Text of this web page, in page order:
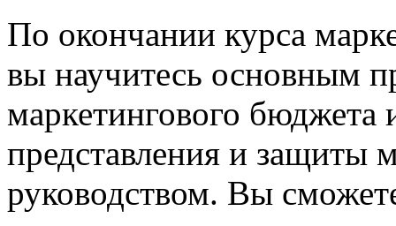
По окончании курса
вы научитесь основным
маркетингового бюджета
представления и защиты
руководством. Вы